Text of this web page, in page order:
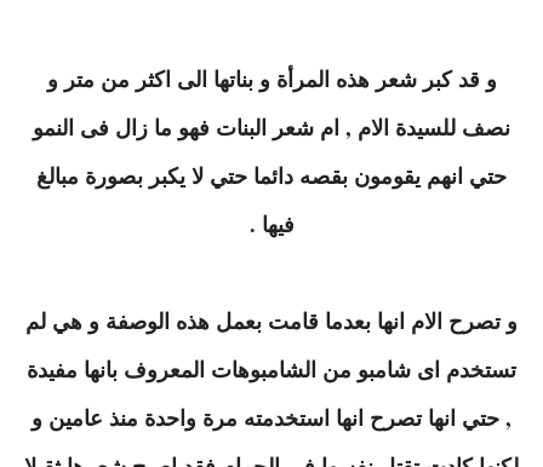
و قد كبر شعر هذه المرأة و بناتها الى اكثر من متر و
نصف للسيدة الام , ام شعر البنات فهو ما زال فى النمو
حتي انهم يقومون بقصه دائما حتي لا يكبر بصورة مبالغ
فيها .
و تصرح الام انها بعدما قامت بعمل هذه الوصفة و هي لم
تستخدم اى شامبو من الشامبوهات المعروف بانها مفيدة
, حتي انها تصرح انها استخدمته مرة واحدة منذ عامين و